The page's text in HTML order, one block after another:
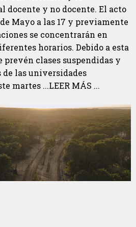
docente y no docente. El acto
Mayo a las 17 y previamente
se concentrarán en
horarios. Debido a esta
prevén clases suspendidas y
de las universidades
martes ...LEER MÁS ...